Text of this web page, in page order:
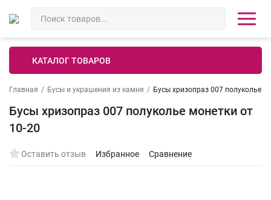
КАТАЛОГ ТОВАРОВ
Главная / Бусы и украшения из камня / Бусы хризопраз 007 полуколье
Бусы хризопраз 007 полуколье монетки от
10-20
Оставить отзыв Избранное Сравнение